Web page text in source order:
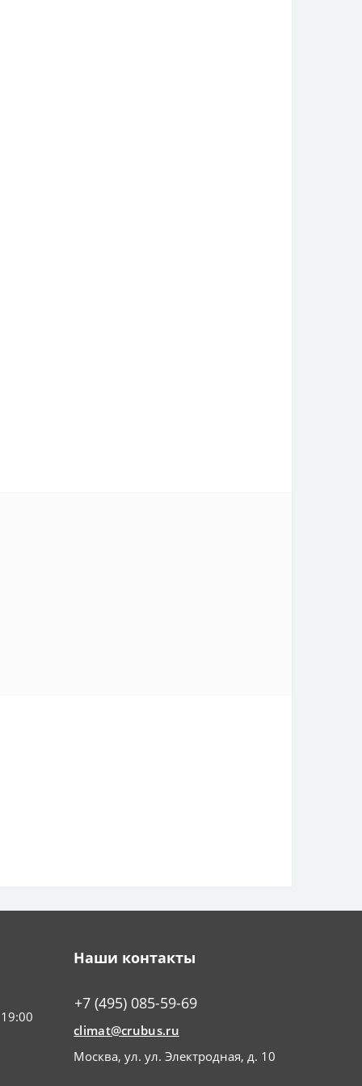
Наши контакты
+7 (495) 085-59-69
climat@crubus.ru
Москва, ул. ул. Электродная, д. 10